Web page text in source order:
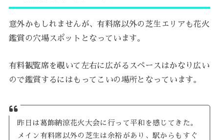
意外かもしれませんが、有料席以外の芝生エリアも花火
鑑賞の穴場スポットとなっています。
有料観覧席を覗いて左右に広がるスペースはかなり広い
ので鑑賞するにはもってこいの場所となっています。
昨日は葛飾納涼花火大会に行って平和を感じてきた。
メイン有料席以外の芝生は余裕があり、駅からもすぐ